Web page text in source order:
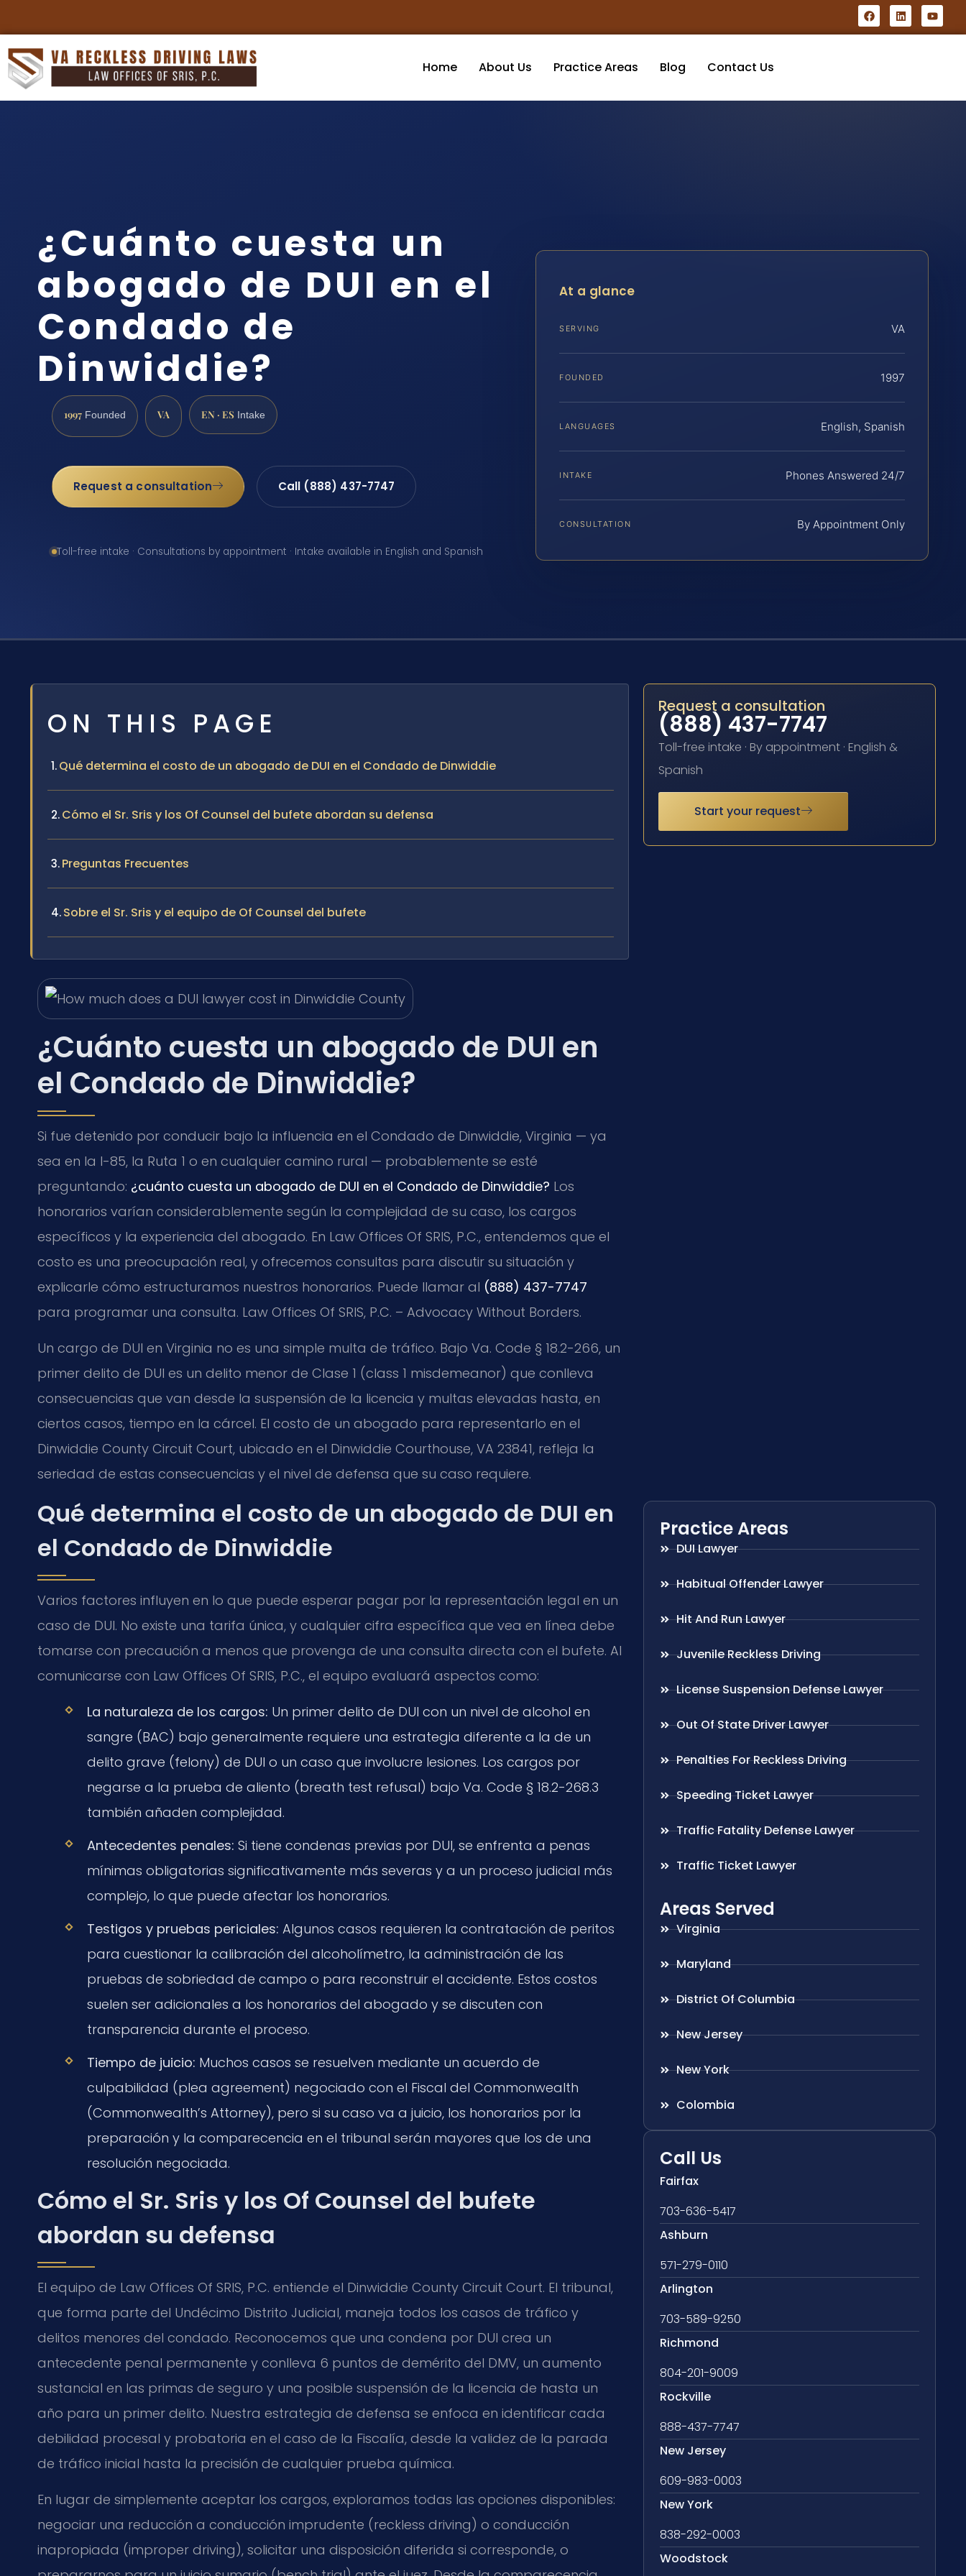
Home About Us Practice Areas Blog Contact Us
¿Cuánto cuesta un
abogado de DUI en el
Condado de
Dinwiddie?
1997 Founded VA EN · ES Intake
Request a consultation Call (888) 437-7747
Toll-free intake · Consultations by appointment · Intake available in English and Spanish
At a glance
SERVING VA
FOUNDED 1997
LANGUAGES English, Spanish
INTAKE Phones Answered 24/7
CONSULTATION By Appointment Only
ON THIS PAGE
Qué determina el costo de un abogado de DUI en el Condado de Dinwiddie
Cómo el Sr. Sris y los Of Counsel del bufete abordan su defensa
Preguntas Frecuentes
Sobre el Sr. Sris y el equipo de Of Counsel del bufete
¿Cuánto cuesta un abogado de DUI en
el Condado de Dinwiddie?
Si fue detenido por conducir bajo la influencia en el Condado de Dinwiddie, Virginia — ya
sea en la I-85, la Ruta 1 o en cualquier camino rural — probablemente se esté
preguntando: ¿cuánto cuesta un abogado de DUI en el Condado de Dinwiddie? Los
honorarios varían considerablemente según la complejidad de su caso, los cargos
específicos y la experiencia del abogado. En Law Offices Of SRIS, P.C., entendemos que el
costo es una preocupación real, y ofrecemos consultas para discutir su situación y
explicarle cómo estructuramos nuestros honorarios. Puede llamar al (888) 437-7747
para programar una consulta. Law Offices Of SRIS, P.C. – Advocacy Without Borders.
Un cargo de DUI en Virginia no es una simple multa de tráfico. Bajo Va. Code § 18.2-266, un
primer delito de DUI es un delito menor de Clase 1 (class 1 misdemeanor) que conlleva
consecuencias que van desde la suspensión de la licencia y multas elevadas hasta, en
ciertos casos, tiempo en la cárcel. El costo de un abogado para representarlo en el
Dinwiddie County Circuit Court, ubicado en el Dinwiddie Courthouse, VA 23841, refleja la
seriedad de estas consecuencias y el nivel de defensa que su caso requiere.
Qué determina el costo de un abogado de DUI en
el Condado de Dinwiddie
Varios factores influyen en lo que puede esperar pagar por la representación legal en un
caso de DUI. No existe una tarifa única, y cualquier cifra específica que vea en línea debe
tomarse con precaución a menos que provenga de una consulta directa con el bufete. Al
comunicarse con Law Offices Of SRIS, P.C., el equipo evaluará aspectos como:
La naturaleza de los cargos: Un primer delito de DUI con un nivel de alcohol en
sangre (BAC) bajo generalmente requiere una estrategia diferente a la de un
delito grave (felony) de DUI o un caso que involucre lesiones. Los cargos por
negarse a la prueba de aliento (breath test refusal) bajo Va. Code § 18.2-268.3
también añaden complejidad.
Antecedentes penales: Si tiene condenas previas por DUI, se enfrenta a penas
mínimas obligatorias significativamente más severas y a un proceso judicial más
complejo, lo que puede afectar los honorarios.
Testigos y pruebas periciales: Algunos casos requieren la contratación de peritos
para cuestionar la calibración del alcoholímetro, la administración de las
pruebas de sobriedad de campo o para reconstruir el accidente. Estos costos
suelen ser adicionales a los honorarios del abogado y se discuten con
transparencia durante el proceso.
Tiempo de juicio: Muchos casos se resuelven mediante un acuerdo de
culpabilidad (plea agreement) negociado con el Fiscal del Commonwealth
(Commonwealth’s Attorney), pero si su caso va a juicio, los honorarios por la
preparación y la comparecencia en el tribunal serán mayores que los de una
resolución negociada.
Cómo el Sr. Sris y los Of Counsel del bufete
abordan su defensa
El equipo de Law Offices Of SRIS, P.C. entiende el Dinwiddie County Circuit Court. El tribunal,
que forma parte del Undécimo Distrito Judicial, maneja todos los casos de tráfico y
delitos menores del condado. Reconocemos que una condena por DUI crea un
antecedente penal permanente y conlleva 6 puntos de demérito del DMV, un aumento
sustancial en las primas de seguro y una posible suspensión de la licencia de hasta un
año para un primer delito. Nuestra estrategia de defensa se enfoca en identificar cada
debilidad procesal y probatoria en el caso de la Fiscalía, desde la validez de la parada
de tráfico inicial hasta la precisión de cualquier prueba química.
En lugar de simplemente aceptar los cargos, exploramos todas las opciones disponibles:
negociar una reducción a conducción imprudente (reckless driving) o conducción
inapropiada (improper driving), solicitar una disposición diferida si corresponde, o
Request a consultation
(888) 437-7747
Toll-free intake · By appointment · English &
Spanish
Start your request
Practice Areas
DUI Lawyer
Habitual Offender Lawyer
Hit And Run Lawyer
Juvenile Reckless Driving
License Suspension Defense Lawyer
Out Of State Driver Lawyer
Penalties For Reckless Driving
Speeding Ticket Lawyer
Traffic Fatality Defense Lawyer
Traffic Ticket Lawyer
Areas Served
Virginia
Maryland
District Of Columbia
New Jersey
New York
Colombia
Call Us
Fairfax
703-636-5417
Ashburn
571-279-0110
Arlington
703-589-9250
Richmond
804-201-9009
Rockville
888-437-7747
New Jersey
609-983-0003
New York
838-292-0003
Woodstock